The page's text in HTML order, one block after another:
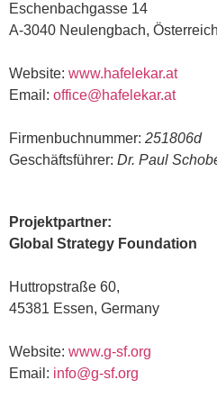
Eschenbachgasse 14
A-3040 Neulengbach, Österreich
Website: www.hafelekar.at
Email: office@hafelekar.at
Firmenbuchnummer: 251806d
Geschäftsführer: Dr. Paul
Projektpartner:
Global Strategy Foundation
Huttropstraße 60,
45381 Essen, Germany
Website: www.g-sf.org
Email: info@g-sf.org